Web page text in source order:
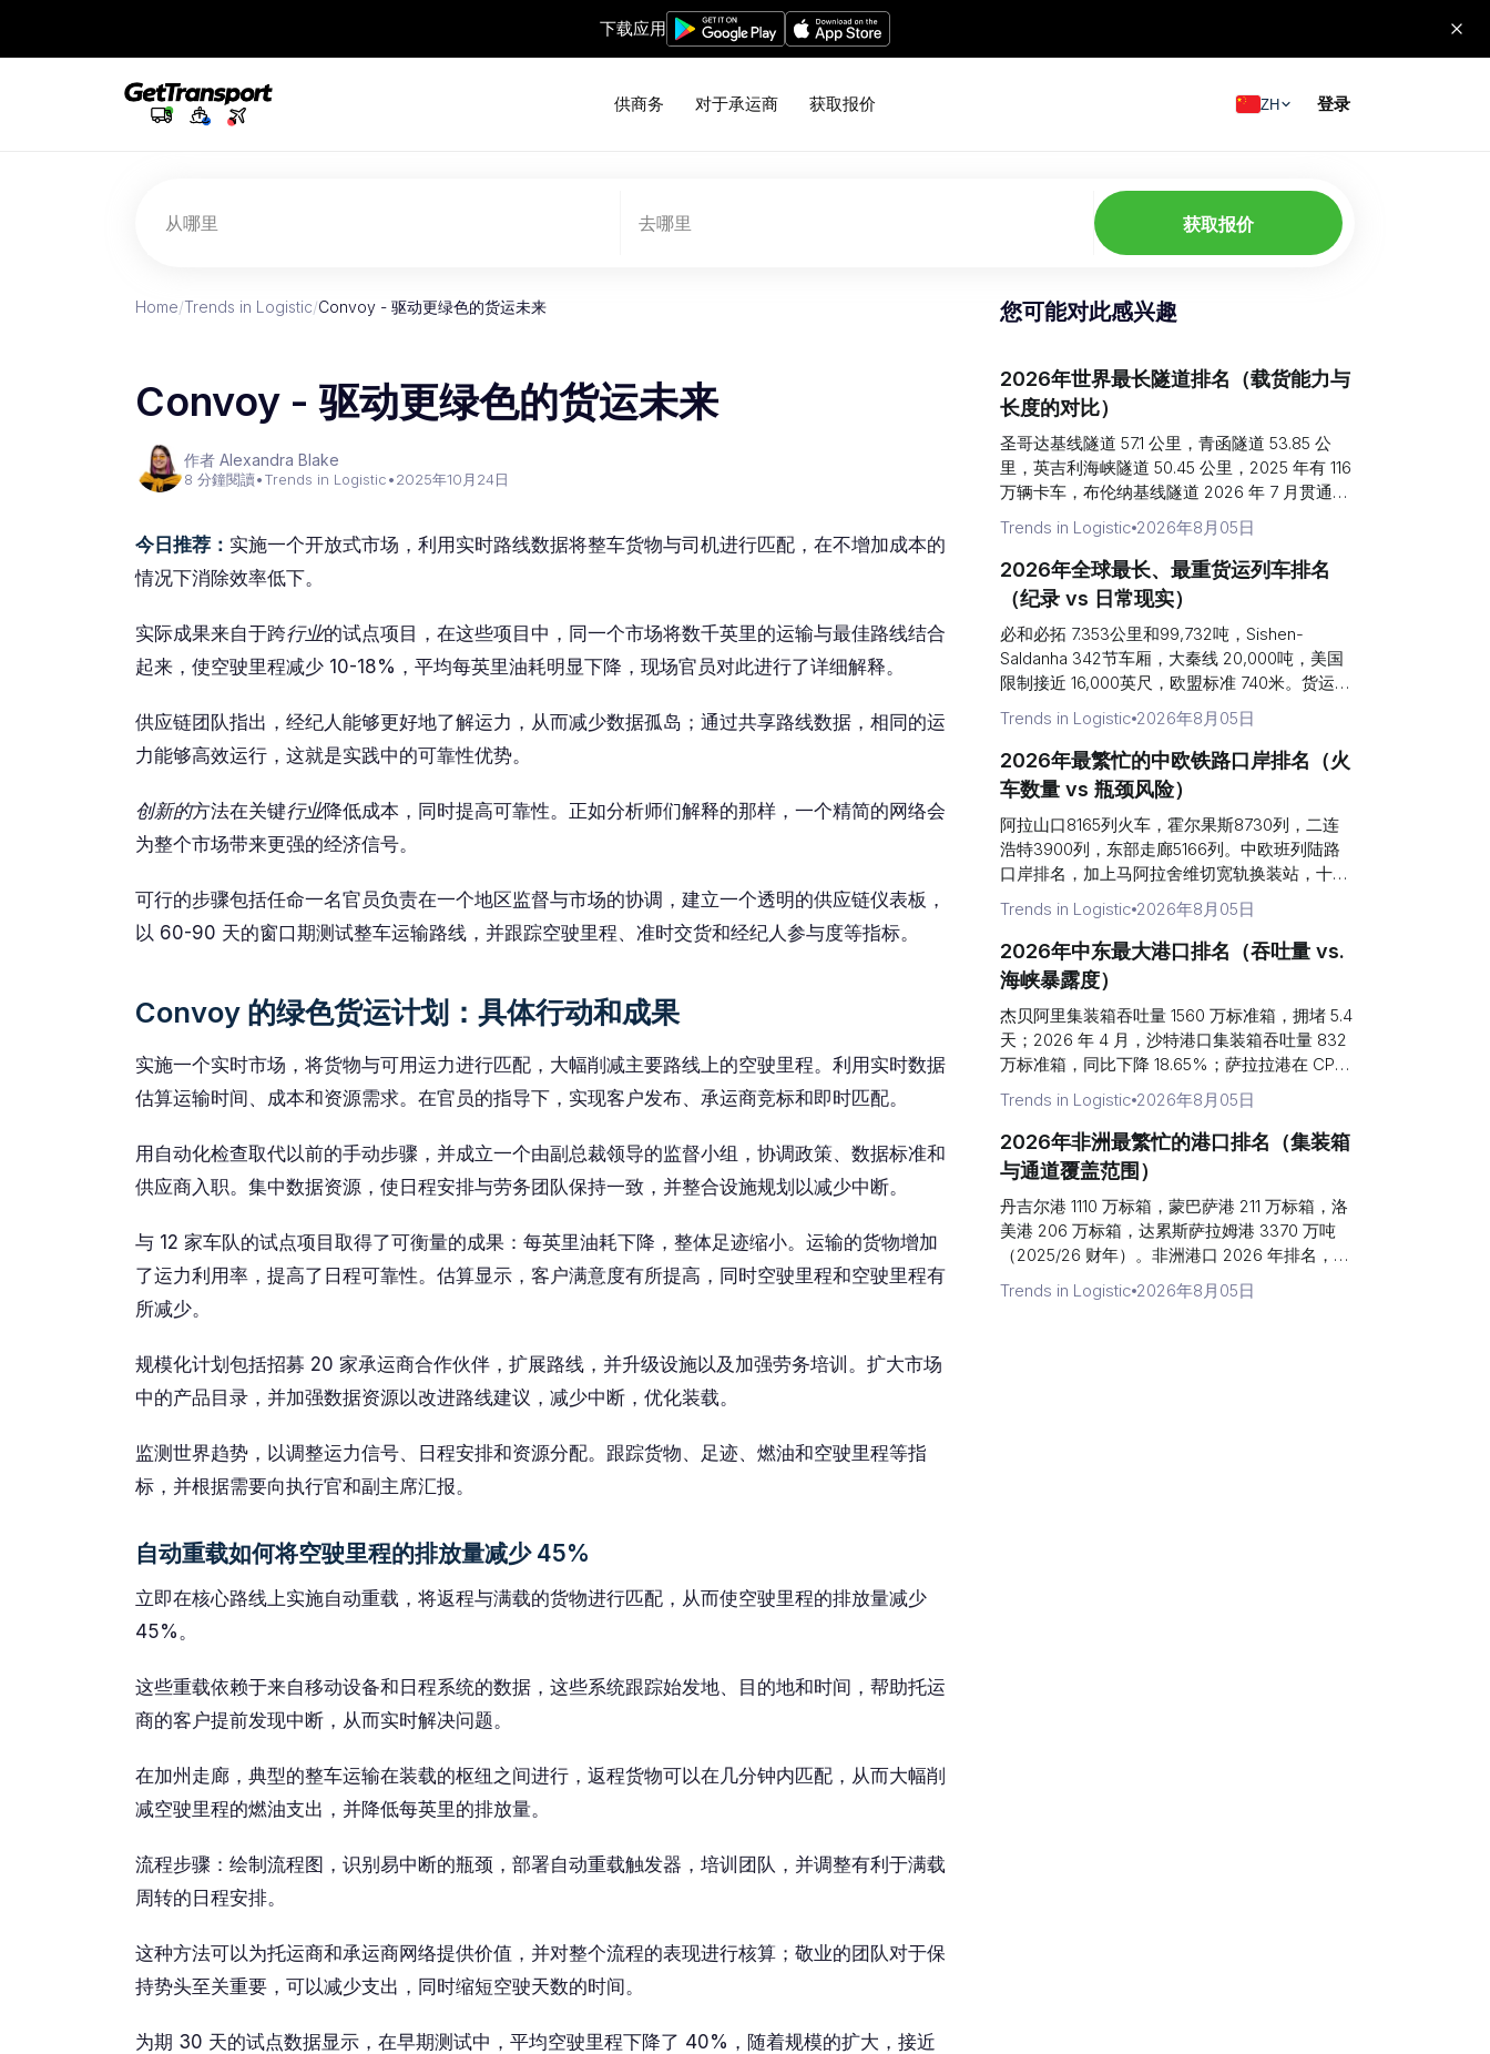
下载应用
供商务 对于承运商 获取报价 ZH 登录
从哪里 去哪里 获取报价
Home/Trends in Logistic/Convoy - 驱动更绿色的货运未来
Convoy - 驱动更绿色的货运未来
作者 Alexandra Blake
8 分鐘閱讀•Trends in Logistic•2025年10月24日
今日推荐： 实施一个开放式市场，利用实时路线数据将整车货物与司机进行匹配，在不增加成本的
情况下消除效率低下。
实际成果来自于跨行业的试点项目，在这些项目中，同一个市场将数千英里的运输与最佳路线结合
起来，使空驶里程减少 10-18%，平均每英里油耗明显下降，现场官员对此进行了详细解释。
供应链团队指出，经纪人能够更好地了解运力，从而减少数据孤岛；通过共享路线数据，相同的运
力能够高效运行，这就是实践中的可靠性优势。
创新的方法在关键行业降低成本，同时提高可靠性。正如分析师们解释的那样，一个精简的网络会
为整个市场带来更强的经济信号。
可行的步骤包括任命一名官员负责在一个地区监督与市场的协调，建立一个透明的供应链仪表板，
以 60-90 天的窗口期测试整车运输路线，并跟踪空驶里程、准时交货和经纪人参与度等指标。
Convoy 的绿色货运计划：具体行动和成果
实施一个实时市场，将货物与可用运力进行匹配，大幅削减主要路线上的空驶里程。利用实时数据
估算运输时间、成本和资源需求。在官员的指导下，实现客户发布、承运商竞标和即时匹配。
用自动化检查取代以前的手动步骤，并成立一个由副总裁领导的监督小组，协调政策、数据标准和
供应商入职。集中数据资源，使日程安排与劳务团队保持一致，并整合设施规划以减少中断。
与 12 家车队的试点项目取得了可衡量的成果：每英里油耗下降，整体足迹缩小。运输的货物增加
了运力利用率，提高了日程可靠性。估算显示，客户满意度有所提高，同时空驶里程和空驶里程有
所减少。
规模化计划包括招募 20 家承运商合作伙伴，扩展路线，并升级设施以及加强劳务培训。扩大市场
中的产品目录，并加强数据资源以改进路线建议，减少中断，优化装载。
监测世界趋势，以调整运力信号、日程安排和资源分配。跟踪货物、足迹、燃油和空驶里程等指
标，并根据需要向执行官和副主席汇报。
自动重载如何将空驶里程的排放量减少 45%
立即在核心路线上实施自动重载，将返程与满载的货物进行匹配，从而使空驶里程的排放量减少
45%。
这些重载依赖于来自移动设备和日程系统的​​数据，这些系统跟踪始发地、目的地和时间，帮助托运
商的客户提前发现中断，从而实时解决问题。
在加州走廊，典型的整车运输在装载的枢纽之间进行，返程货物可以在几分钟内匹配，从而大幅削
减空驶里程的燃油支出，并降低每英里的排放量。
流程步骤：绘制流程图，识别易中断的瓶颈，部署自动重载触发器，培训团队，并调整有利于满载
周转的日程安排。
这种方法可以为托运商和承运商网络提供价值，并对整个流程的表现进行核算；敬业的团队对于保
持势头至关重要，可以减少支出，同时缩短空驶天数的时间。
为期 30 天的试点数据显示，在早期测试中，平均空驶里程下降了 40%，随着规模的扩大，接近
您可能对此感兴趣
2026年世界最长隧道排名（载货能力与
长度的对比）
圣哥达基线隧道 57.1 公里，青函隧道 53.85 公
里，英吉利海峡隧道 50.45 公里，2025 年有 116
万辆卡车，布伦纳基线隧道 2026 年 7 月贯通。
隧道按 ADR 类别和阿尔卑斯山封闭情况排名。
Trends in Logistic 2026年8月05日
2026年全球最长、最重货运列车排名
（纪录 vs 日常现实）
必和必拓 7.353公里和99,732吨，Sishen-
Saldanha 342节车厢，大秦线 20,000吨，美国
限制接近 16,000英尺，欧盟标准 740米。货运列
车长度记录与日常运营的对比。
Trends in Logistic 2026年8月05日
2026年最繁忙的中欧铁路口岸排名（火
车数量 vs 瓶颈风险）
阿拉山口8165列火车，霍尔果斯8730列，二连
浩特3900列，东部走廊5166列。中欧班列陆路
口岸排名，加上马阿拉舍维切宽轨换装站，十列
火车中有九列通过。
Trends in Logistic 2026年8月05日
2026年中东最大港口排名（吞吐量 vs.
海峡暴露度）
杰贝阿里集装箱吞吐量 1560 万标准箱，拥堵 5.4
天；2026 年 4 月，沙特港口集装箱吞吐量 832
万标准箱，同比下降 18.65%；萨拉拉港在 CPPI
中排名第三。海湾港口按霍尔木兹海峡的暴露程
度进行排名。
Trends in Logistic 2026年8月05日
2026年非洲最繁忙的港口排名（集装箱
与通道覆盖范围）
丹吉尔港 1110 万标箱，蒙巴萨港 211 万标箱，洛
美港 206 万标箱，达累斯萨拉姆港 3370 万吨
（2025/26 财年）。非洲港口 2026 年排名，包
括转运份额和托运人航线覆盖范围。
Trends in Logistic 2026年8月05日